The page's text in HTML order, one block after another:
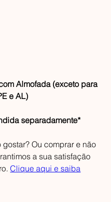
Almofada (exceto para
e AL)
separadamente*
Ou comprar e não
a sua satisfação
Clique aqui e saiba